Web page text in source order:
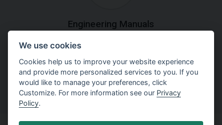
Engineering Manuals
Step by steps guides on how
to solve a specific tasks.
We use cookies
Cookies help us to improve your website experience
and provide more personalized services to you. If you
would like to manage your preferences, click
Customize. For more information see our Privacy
Policy.